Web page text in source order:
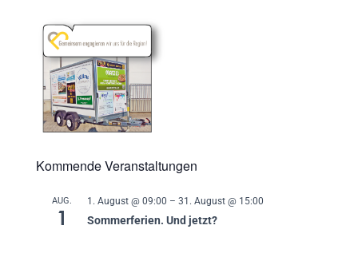
Kommende Veranstaltungen
AUG.
1
1. August @ 09:00 – 31. August @ 15:00
Sommerferien. Und jetzt?